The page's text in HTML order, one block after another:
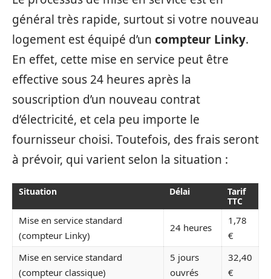
général très rapide, surtout si votre nouveau
logement est équipé d’un compteur Linky.
En effet, cette mise en service peut être
effective sous 24 heures après la
souscription d’un nouveau contrat
d’électricité, et cela peu importe le
fournisseur choisi. Toutefois, des frais seront
à prévoir, qui varient selon la situation :
Situation Délai
Tarif
TTC
Mise en service standard
(compteur Linky)
24 heures
1,78
€
Mise en service standard
(compteur classique)
5 jours
ouvrés
32,40
€